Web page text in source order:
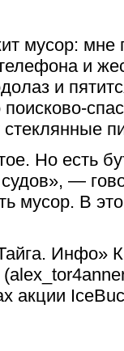
мусор: мне
и
и
Но есть
—
мусор. В
Инфо»
акции